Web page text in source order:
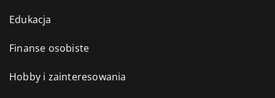
Edukacja
Finanse osobiste
Hobby i zainteresowania